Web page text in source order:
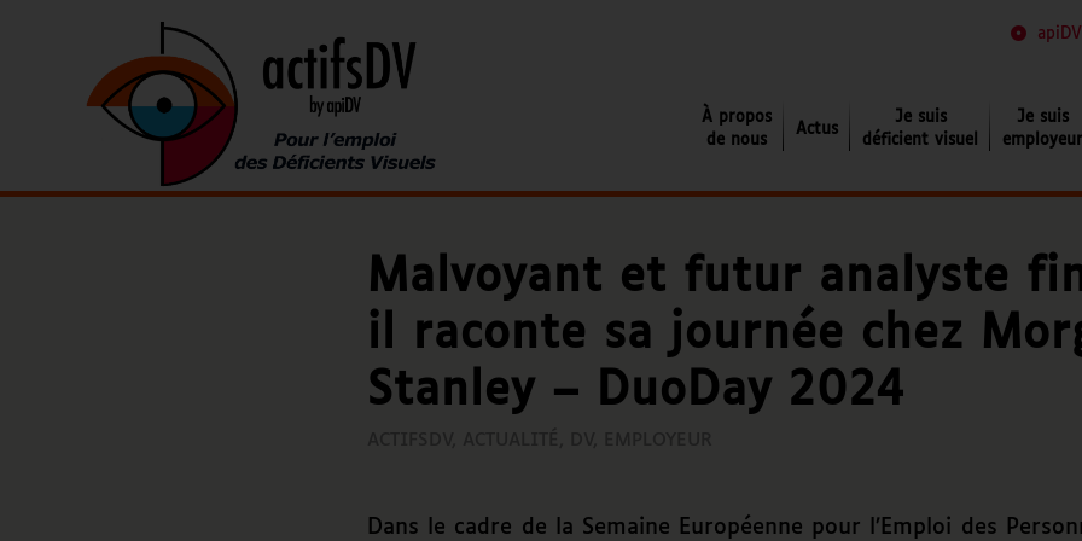
apiDV
À propos
de nous
Actus
Je suis déficient visuel
Je suis
déficient visuel
Je suis
employeur
Malvoyant et futur analyste
il raconte sa journée chez
Stanley – DuoDay 2024
Dans le cadre de la Semaine Européenne pour l’Emploi des